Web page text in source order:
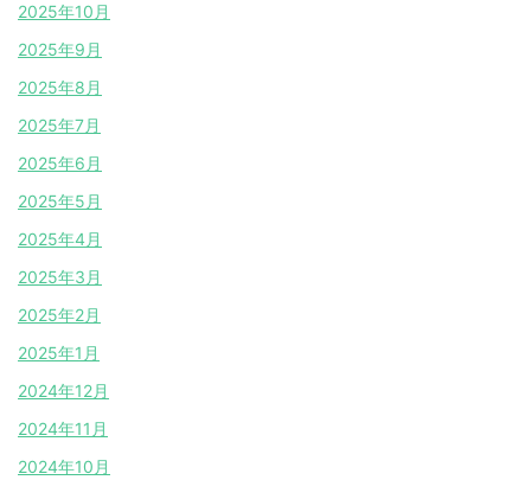
2025年10月
2025年9月
2025年8月
2025年7月
2025年6月
2025年5月
2025年4月
2025年3月
2025年2月
2025年1月
2024年12月
2024年11月
2024年10月